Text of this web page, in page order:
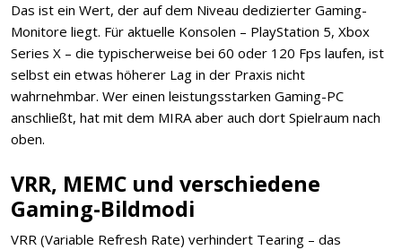
Das ist ein Wert, der auf dem Niveau dedizierter Gaming-
Monitore liegt. Für aktuelle Konsolen – PlayStation 5, Xbox
Series X – die typischerweise bei 60 oder 120 Fps laufen, ist
selbst ein etwas höherer Lag in der Praxis nicht
wahrnehmbar. Wer einen leistungsstarken Gaming-PC
anschließt, hat mit dem MIRA aber auch dort Spielraum nach
oben.
VRR, MEMC und verschiedene
Gaming-Bildmodi
VRR (Variable Refresh Rate) verhindert Tearing – das